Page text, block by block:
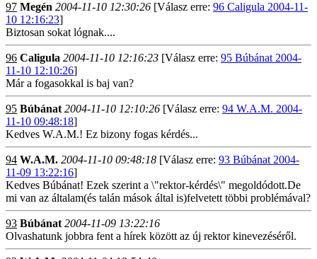
97 Megén 2004-11-10 12:30:26 [Válasz erre: 96 Caligula 2004-11-
10 12:16:23]
Biztosan sokat lógnak....
96 Caligula 2004-11-10 12:16:23 [Válasz erre: 95 Búbánat 2004-
11-10 12:10:26]
Már a fogasokkal is baj van?
95 Búbánat 2004-11-10 12:10:26 [Válasz erre: 94 W.A.M. 2004-
11-10 09:48:18]
Kedves W.A.M.! Ez bizony fogas kérdés...
94 W.A.M. 2004-11-10 09:48:18 [Válasz erre: 93 Búbánat 2004-
11-09 13:22:16]
Kedves Búbánat! Ezek szerint a \"rektor-kérdés\" megoldódott.De
mi van az általam(és talán mások által is)felvetett többi problémával?
93 Búbánat 2004-11-09 13:22:16
Olvashatunk jobbra fent a hírek között az új rektor kinevezéséről.